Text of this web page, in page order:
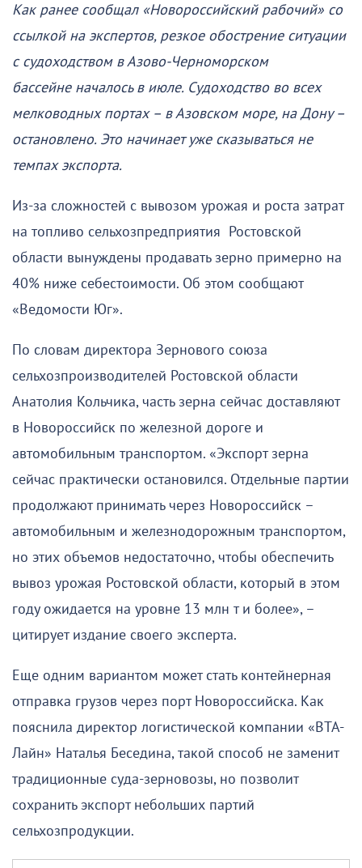
Как ранее сообщал «Новороссийский рабочий» со
ссылкой на экспертов, резкое обострение ситуации
с судоходством в Азово-Черноморском
бассейне началось в июле. Судоходство во всех
мелководных портах – в Азовском море, на Дону –
остановлено. Это начинает уже сказываться не
темпах экспорта.
Из-за сложностей с вывозом урожая и роста затрат
на топливо сельхозпредприятия Ростовской
области вынуждены продавать зерно примерно на
40% ниже себестоимости. Об этом сообщают
«Ведомости Юг».
По словам директора Зернового союза
сельхозпроизводителей Ростовской области
Анатолия Кольчика, часть зерна сейчас доставляют
в Новороссийск по железной дороге и
автомобильным транспортом. «Экспорт зерна
сейчас практически остановился. Отдельные партии
продолжают принимать через Новороссийск –
автомобильным и железнодорожным транспортом,
но этих объемов недостаточно, чтобы обеспечить
вывоз урожая Ростовской области, который в этом
году ожидается на уровне 13 млн т и более», –
цитирует издание своего эксперта.
Еще одним вариантом может стать контейнерная
отправка грузов через порт Новороссийска. Как
пояснила директор логистической компании «ВТА-
Лайн» Наталья Беседина, такой способ не заменит
традиционные суда-зерновозы, но позволит
сохранить экспорт небольших партий
сельхозпродукции.